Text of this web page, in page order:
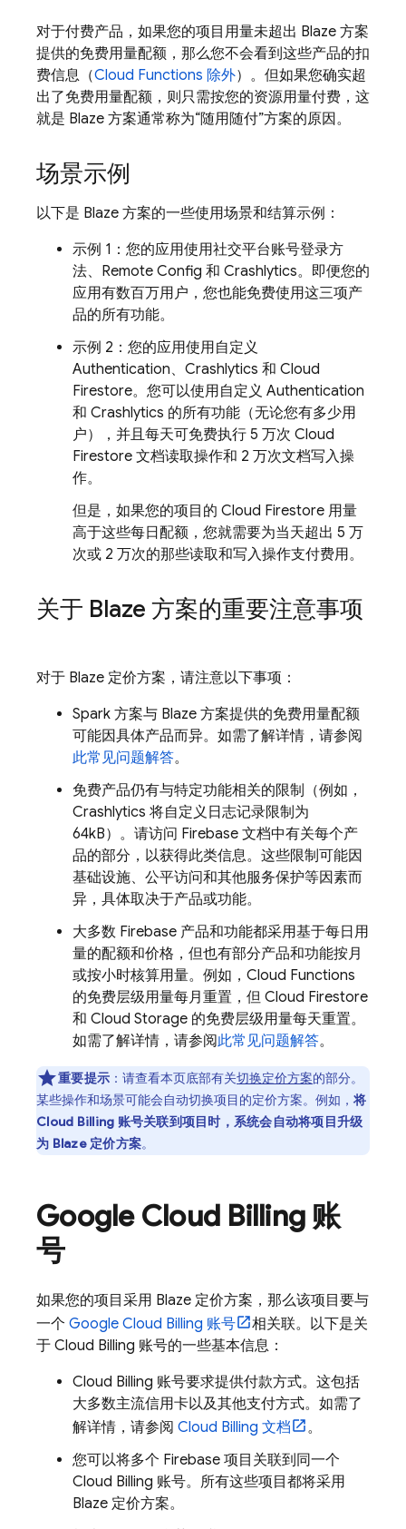
对于付费产品，如果您的项目用量未超出 Blaze 方案
提供的免费用量配额，那么您不会看到这些产品的扣
费信息（Cloud Functions 除外）。但如果您确实超
出了免费用量配额，则只需按您的资源用量付费，这
就是 Blaze 方案通常称为“随用随付”方案的原因。
场景示例
以下是 Blaze 方案的一些使用场景和结算示例：
示例 1：您的应用使用社交平台账号登录方
法、 Remote Config 和 Crashlytics。即便您的
应用有数百万用户 ，您也能免费使用这三项产
品的所有功能。
示例 2：您的应用使用自定义
Authentication、 Crashlytics 和 Cloud
Firestore。您可以使用自定义 Authentication
和 Crashlytics 的所有功能（无论您有多少用
户），并且每天可免费执行 5 万次 Cloud
Firestore 文档读取操作和 2 万次文档写入操
作。
但是，如果您的项目的 Cloud Firestore 用量
高于这些每日配额， 您就需要为当天超出 5 万
次或 2 万次的那些读取和写入操作支付费用。
关于 Blaze 方案的重要注意事项
对于 Blaze 定价方案，请注意以下事项：
Spark 方案与 Blaze 方案提供的免费用量配额
可能因具体产品而异。如需了解详情，请参阅
此常见问题解答。
免费产品仍有与特定功能相关的限制（例如，
Crashlytics 将自定义日志记录限制为
64kB）。请访问 Firebase 文档中有关每个产
品的部分，以获得此类信息。这些限制可能因
基础设施、公平访问和其他服务保护等因素而
异，具体取决于产品或功能。
大多数 Firebase 产品和功能都采用基于每日用
量的配额和价格，但也有部分产品和功能按月
或按小时核算用量。例如， Cloud Functions
的免费层级用量每月重置，但 Cloud Firestore
和 Cloud Storage 的免费层级用量每天重置。
如需了解详情，请参阅此常见问题解答。
重要提示 ： 请查看本页底部有关切换定价方案的部分。
某些操作和场景可能会自动切换项目的定价方案。例如， 将
Cloud Billing 账号关联到项目时，系统会自动将项目升级
为 Blaze 定价方案。
Google Cloud Billing 账
号
如果您的项目采用 Blaze 定价方案，那么该项目要与
一个 Google Cloud Billing 账号
相关联。以下是关
于 Cloud Billing 账号的一些基本信息：
Cloud Billing 账号要求提供付款方式。这包括
大多数主流信用卡以及其他支付方式。如需了
解详情，请参阅 Cloud Billing 文档
。
您可以将多个 Firebase 项目关联到同一个
Cloud Billing 账号。所有这些项目都将采用
Blaze 定价方案。